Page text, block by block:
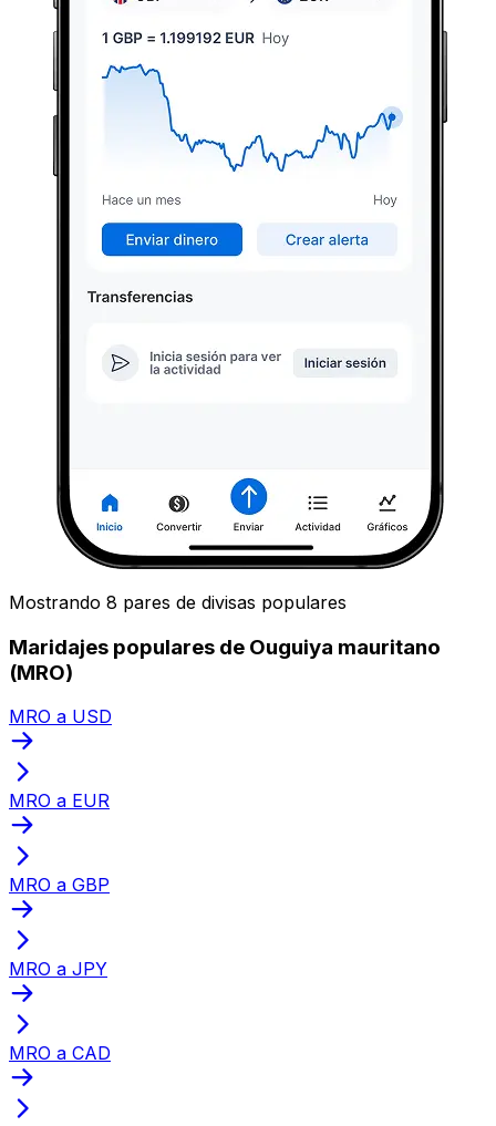
Mostrando 8 pares de divisas populares
Maridajes populares de Ouguiya mauritano
(MRO)
MRO a USD
MRO a EUR
MRO a GBP
MRO a JPY
MRO a CAD